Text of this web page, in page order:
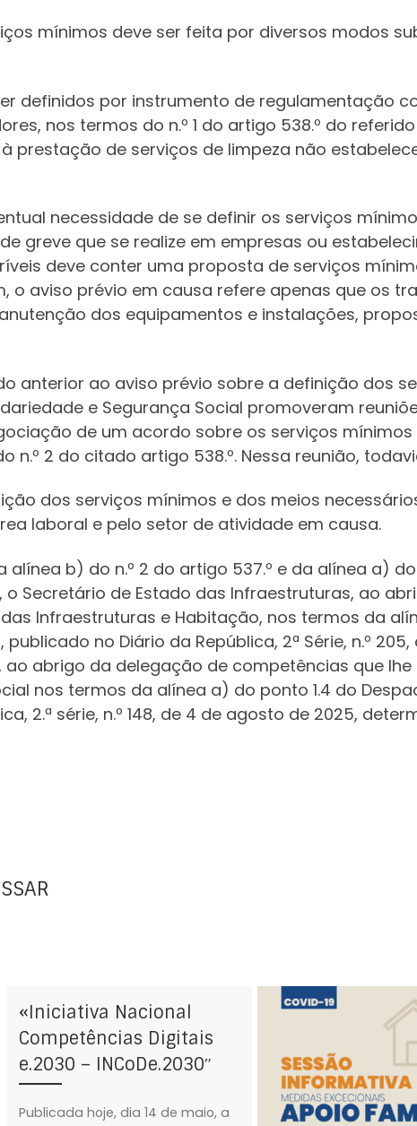
mínimos deve ser feita por diversos modos
definidos por instrumento de regulamentação
nos termos do n.º 1 do artigo 538.º do
prestação de serviços de limpeza não
necessidade de se definir os serviços
greve que se realize em empresas ou
deve conter uma proposta de serviços
o aviso prévio em causa refere apenas que os
dos equipamentos e instalações,
anterior ao aviso prévio sobre a definição dos
e Segurança Social promoveram
de um acordo sobre os serviços
n.º 2 do citado artigo 538.º. Nessa reunião,
dos serviços mínimos e dos meios
laboral e pelo setor de atividade em causa.
alínea b) do n.º 2 do artigo 537.º e da alínea a)
o Secretário de Estado das Infraestruturas, ao
Infraestruturas e Habitação, nos termos da
no Diário da República, 2ª Série, n.º
ao abrigo da delegação de competências que
nos termos da alínea a) do ponto 1.4 do
2.ª série, n.º 148, de 4 de agosto de 2025,
«Iniciativa Nacional
Competências Digitais
e.2030 – INCoDe.2030″
Publicada hoje, dia 14 de maio, a